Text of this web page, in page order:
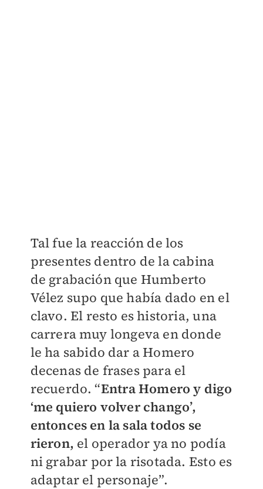
Tal fue la reacción de los
presentes dentro de la cabina
de grabación que Humberto
Vélez supo que había dado en el
clavo. El resto es historia, una
carrera muy longeva en donde
le ha sabido dar a Homero
decenas de frases para el
recuerdo. “Entra Homero y digo
‘me quiero volver chango’,
entonces en la sala todos se
rieron, el operador ya no podía
ni grabar por la risotada. Esto es
adaptar el personaje”.